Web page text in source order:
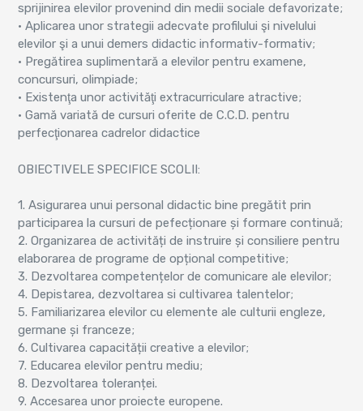
sprijinirea elevilor provenind din medii sociale defavorizate;
• Aplicarea unor strategii adecvate profilului şi nivelului
elevilor şi a unui demers didactic informativ-formativ;
• Pregătirea suplimentară a elevilor pentru examene,
concursuri, olimpiade;
• Existenţa unor activităţi extracurriculare atractive;
• Gamă variată de cursuri oferite de C.C.D. pentru
perfecţionarea cadrelor didactice
OBIECTIVELE SPECIFICE SCOLII:
1. Asigurarea unui personal didactic bine pregătit prin
participarea la cursuri de pefecționare și formare continuă;
2. Organizarea de activități de instruire și consiliere pentru
elaborarea de programe de opțional competitive;
3. Dezvoltarea competențelor de comunicare ale elevilor;
4. Depistarea, dezvoltarea si cultivarea talentelor;
5. Familiarizarea elevilor cu elemente ale culturii engleze,
germane și franceze;
6. Cultivarea capacității creative a elevilor;
7. Educarea elevilor pentru mediu;
8. Dezvoltarea toleranței.
9. Accesarea unor proiecte europene.